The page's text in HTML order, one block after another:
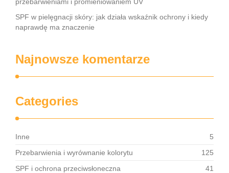
SPF w pielęgnacji skóry: jak działa wskaźnik ochrony i kiedy
naprawdę ma znaczenie
Najnowsze komentarze
Categories
Inne
5
Przebarwienia i wyrównanie kolorytu
125
SPF i ochrona przeciwsłoneczna
41